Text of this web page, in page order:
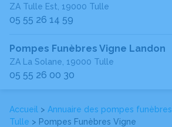
ZA Tulle Est, 19000 Tulle
05 55 26 14 59
Pompes Funèbres Vigne Landon
ZA La Solane, 19000 Tulle
05 55 26 00 30
Accueil > Annuaire des pompes funèbres
Tulle > Pompes Funèbres Vigne